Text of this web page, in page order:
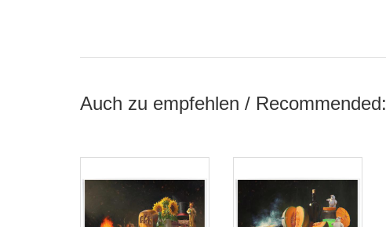
Auch zu empfehlen / Recommended: